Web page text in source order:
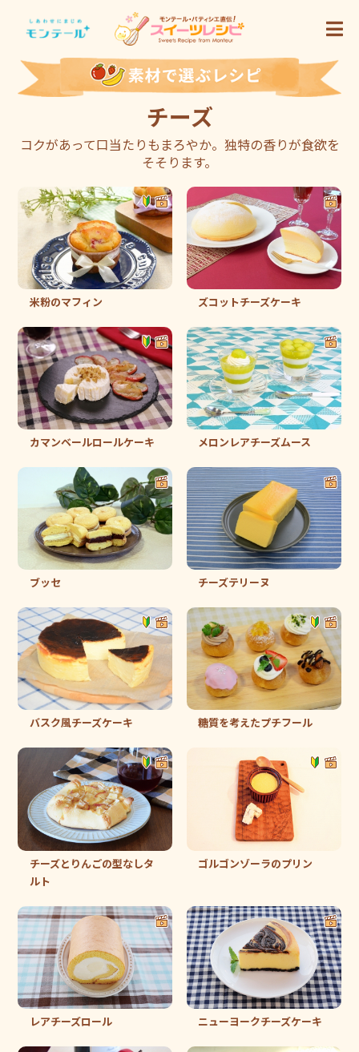
チーズ
コクがあって口当たりもまろやか。独特の香りが食欲を
そそります。
米粉のマフィン ズコットチーズケーキ
カマンベールロールケーキ メロンレアチーズムース
ブッセ チーズテリーヌ
バスク風チーズケーキ 糖質を考えたプチフール
チーズとりんごの型なしタ
ルト
ゴルゴンゾーラのプリン
レアチーズロール ニューヨークチーズケーキ